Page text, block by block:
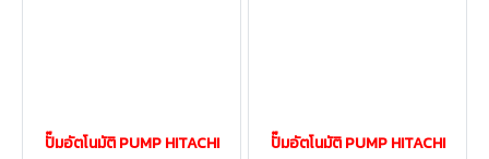
ปั๊มอัตโนมัติ PUMP HITACHI
ปั๊มอัตโนมัติ PUMP HITACHI